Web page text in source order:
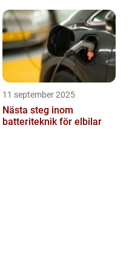
11 september 2025
Nästa steg inom
batteriteknik för elbilar